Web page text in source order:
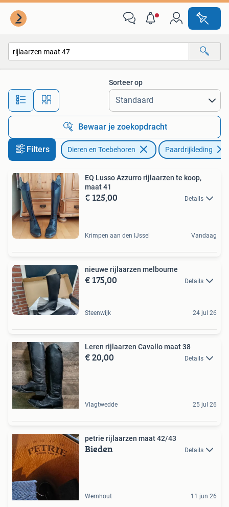
Alle afstanden…
Sorteer op
Bewaar je zoekopdracht
Filters Dieren en Toebehoren Paardrijkleding
EQ Lusso Azzurro rijlaarzen te koop,
maat 41
€ 125,00 Details
Krimpen aan den IJssel Vandaag
nieuwe rijlaarzen melbourne
€ 175,00 Details
Steenwijk 24 jul 26
Leren rijlaarzen Cavallo maat 38
€ 20,00 Details
Vlagtwedde 25 jul 26
petrie rijlaarzen maat 42/43
Bieden Details
Wernhout 11 jun 26